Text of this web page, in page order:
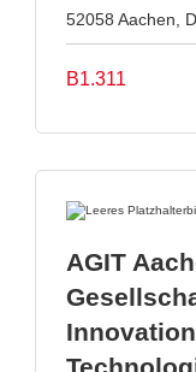
52058 Aachen,
B1.311
AGIT